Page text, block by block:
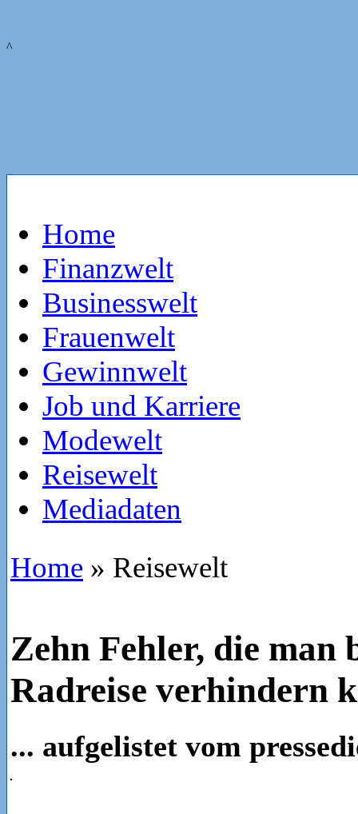
^
Home
Finanzwelt
Businesswelt
Frauenwelt
Gewinnwelt
Job und Karriere
Modewelt
Reisewelt
Mediadaten
Home » Reisewelt
Zehn Fehler, die man
Radreise verhindern
... aufgelistet vom